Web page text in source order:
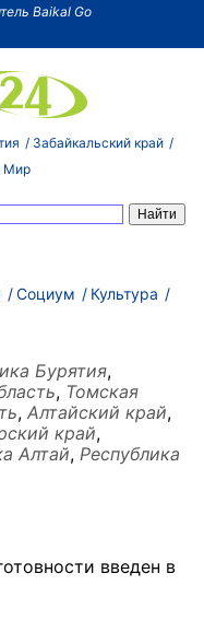
Baikal Go
Забайкальский край
Мир
Социум
Культура
Бурятия,
, Томская
, Алтайский край,
край,
Алтай, Республика
введен в